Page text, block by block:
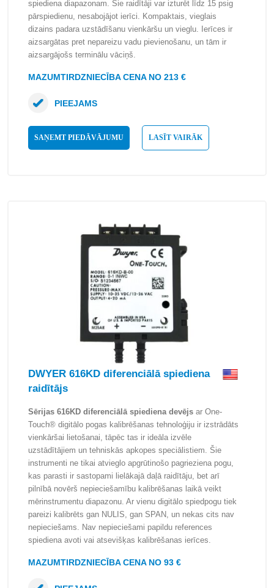
spiediena diapazonam. Šie raidītāji var izturēt līdz 15 psig
pārspiedienu, nesabojājot ierīci. Kompaktais, vieglais
dizains padara uzstādīšanu vienkāršu un vieglu. Ierīces ir
aizsargātas pret nepareizu vadu pievienošanu, un tām ir
aizsargājošs terminālu vāciņš.
MAZUMTIRDZNIECĪBA CENA NO 213 €
SAŅEMT PIEDĀVĀJUMU LASĪT VAIRĀK
PIEEJAMS
DWYER 616KD diferenciālā spiediena
raidītājs
Sērijas 616KD diferenciālā spiediena devējs ar One-
Touch® digitālo pogas kalibrēšanas tehnoloģiju ir izstrādāts
vienkāršai lietošanai, tāpēc tas ir ideāla izvēle
uzstādītājiem un tehniskās apkopes speciālistiem. Šie
instrumenti ne tikai atvieglo apgrūtinošo pagrieziena pogu,
kas parasti ir sastopami lielākajā daļā raidītāju, bet arī
pilnībā novērš nepieciešamību kalibrēšanas laikā veikt
mērinstrumentu diapazonu. Ar vienu digitālo spiedpogu tiek
pareizi kalibrēts gan NULIS, gan SPAN, un nekas cits nav
nepieciešams. Nav nepieciešami papildu references
spiediena avoti vai atsevišķas kalibrēšanas ierīces.
MAZUMTIRDZNIECĪBA CENA NO 93 €